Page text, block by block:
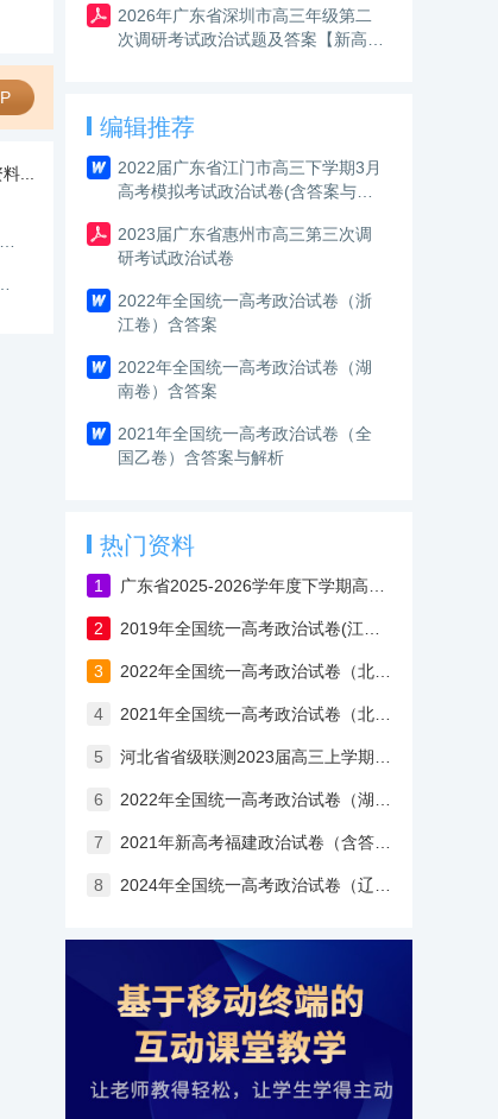
...
质量测试政治二模试题及答案（含解析）
题及答案
2026年广东省深圳市高三年级第二
次调研考试政治试题及答案【新高考
编辑推荐
2022届广东省江门市高三下学期3月
高考模拟考试政治试卷(含答案与解
2023届广东省惠州市高三第三次调
研考试政治试卷
2022年全国统一高考政治试卷（浙
江卷）含答案
2022年全国统一高考政治试卷（湖
南卷）含答案
2021年全国统一高考政治试卷（全
国乙卷）含答案与解析
热门资料
1
2
3 2022年全国统一高考政治试卷（北京卷）含答案
4 2021年全国统一高考政治试卷（北京卷）（含答案与解析）
5
6
7 2021年新高考福建政治试卷（含答案解析）
8